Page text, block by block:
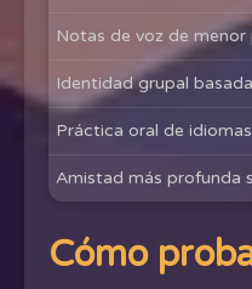
Notas de voz de menor
Identidad grupal
Práctica oral de idiomas
Amistad más profunda
Cómo